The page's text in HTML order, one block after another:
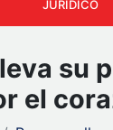
JURIDICO
su
el